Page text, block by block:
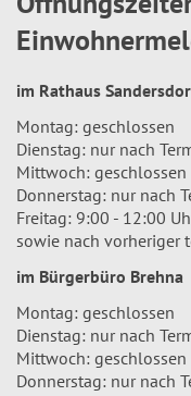
im Rathaus
Montag: geschlossen
Dienstag: nur nach
Mittwoch: geschlossen
Donnerstag: nur nach
Freitag: 9:00 - 12:00
sowie nach vorheriger
im Bürgerbüro Brehna
Montag: geschlossen
Dienstag: nur nach
Mittwoch: geschlossen
Donnerstag: nur nach